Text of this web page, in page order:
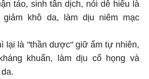
táo, sinh tân dịch, nói dễ hiểu là
giảm khô da, làm dịu niêm mạc
lại là "thần dược" giữ ẩm tự nhiên,
khuẩn, làm dịu cổ họng và